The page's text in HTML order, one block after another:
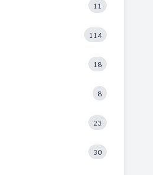
11
114
18
8
23
30